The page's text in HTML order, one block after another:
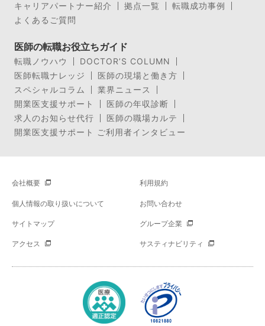
キャリアパートナー紹介
拠点一覧
転職成功事例
よくあるご質問
医師の転職お役立ちガイド
転職ノウハウ
DOCTOR’S COLUMN
医師転職ナレッジ
医師の現場と働き方
スペシャルコラム
業界ニュース
開業医支援サポート
医師の年収診断
求人のお知らせ代行
医師の職場カルテ
開業医支援サポート ご利用者インタビュー
会社概要 利用規約
個人情報の取り扱いについて お問い合わせ
サイトマップ グループ企業
アクセス サスティナビリティ